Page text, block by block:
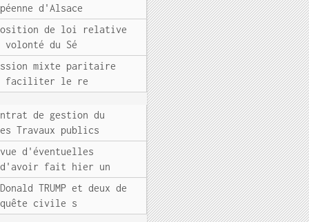
d'Alsace
de loi relative
du Sé
mixte paritaire
à faciliter le re
de gestion du
Travaux publics
d'éventuelles
d'avoir fait hier un
TRUMP et deux de
civile s